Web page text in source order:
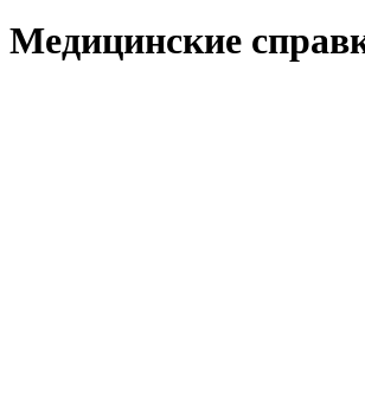
Медицинские